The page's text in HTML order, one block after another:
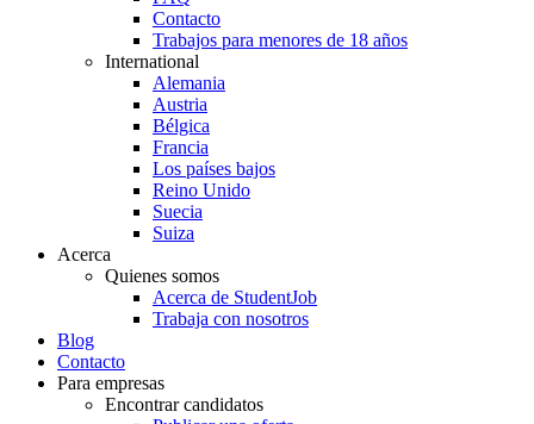
Contacto
Trabajos para menores de 18 años
International
Alemania
Austria
Bélgica
Francia
Los países bajos
Reino Unido
Suecia
Suiza
Acerca
Quienes somos
Acerca de StudentJob
Trabaja con nosotros
Blog
Contacto
Para empresas
Encontrar candidatos